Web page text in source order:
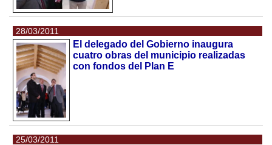
28/03/2011
El delegado del Gobierno inaugura
cuatro obras del municipio realizadas
con fondos del Plan E
25/03/2011